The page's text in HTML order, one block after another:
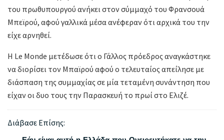
του πρωθυπουργού ανήκει στον σύμμαχό του Φρανσουά
Μπεϊρού, αφού γαλλικά μέσα ανέφεραν ότι αρχικά του την
είχε αρνηθεί.
Η Le Monde μετέδωσε ότι ο Γάλλος πρόεδρος αναγκάστηκε
να διορίσει τον Μπαϊρού αφού ο τελευταίος απείλησε με
διάσπαση της συμμαχίας σε μία τεταμένη συνάντηση που
είχαν οι δυο τους την Παρασκευή το πρωί στο Ελιζέ.
Διάβασε Επίσης: